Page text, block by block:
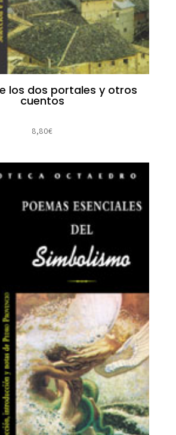
los dos portales y otros
cuentos
8,80€